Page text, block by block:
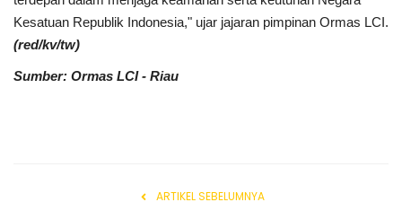
Kesatuan Republik Indonesia," ujar jajaran pimpinan Ormas LCI.
(red/kv/tw)
Sumber: Ormas LCI - Riau
ARTIKEL SEBELUMNYA